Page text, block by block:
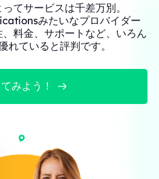
てサービスは千差万別。
みたいなプロバイダー
料金、サポートなど、いろん
れていると評判です。
みよう！